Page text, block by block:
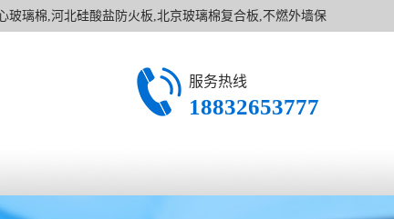
璃棉,河北硅酸盐防火板,北京玻璃棉复合板,不燃外墙保
服务热线
18832653777